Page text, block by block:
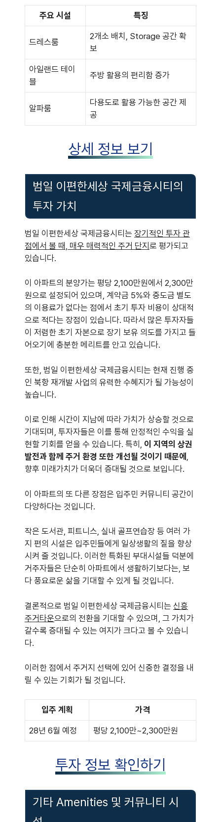
주요 시설 특징
드레스룸
2개소 배치, Storage 공간 확
보
아일랜드 테이
블
주방 활용의 편리함 증가
알파룸
다용도로 활용 가능한 공간 제
공
상세 정보 보기
범일 이편한세상 국제금융시티의
투자 가치
범일 이편한세상 국제금융시티는 장기적인 투자 관
점에서 볼 때, 매우 매력적인 주거 단지로 평가되고
있습니다.
이 아파트의 분양가는 평당 2,100만원에서 2,300만
원으로 설정되어 있으며, 계약금 5%와 중도금 별도
의 이용료가 없다는 점에서 초기 투자 비용이 상대적
으로 적다는 장점이 있습니다. 따라서 많은 투자자들
이 저렴한 초기 자본으로 장기 보유 의도를 가지고 들
어오기에 충분한 메리트를 안고 있습니다.
또한, 범일 이편한세상 국제금융시티는 현재 진행 중
인 북항 재개발 사업의 유력한 수혜지가 될 가능성이
높습니다.
이로 인해 시간이 지남에 따라 가치가 상승할 것으로
기대되며, 투자자들은 이를 통해 안정적인 수익을 실
현할 기회를 얻을 수 있습니다. 특히, 이 지역의 상권
발전과 함께 주거 환경 또한 개선될 것이기 때문에 ,
향후 미래가치가 더욱더 증대될 것으로 보입니다.
이 아파트의 또 다른 장점은 입주민 커뮤니티 공간이
다양하다는 것입니다.
작은 도서관, 피트니스, 실내 골프연습장 등 여러 가
지 편의 시설은 입주민들에게 일상생활의 질을 향상
시켜 줄 것입니다. 이러한 특화된 부대시설들 덕분에
거주자들은 단순히 아파트에서 생활하기보다는, 보
다 풍요로운 삶을 기대할 수 있게 될 것입니다.
결론적으로 범일 이편한세상 국제금융시티는 신흥
주거타운으로의 전환을 기대할 수 있으며, 그 가치가
갈수록 증대될 수 있는 여지가 크다고 볼 수 있습니
다.
이러한 점에서 주거지 선택에 있어 신중한 결정을 내
릴 수 있는 기회가 될 것입니다.
입주 계획 가격
28년 6월 예정 평당 2,100만~2,300만원
투자 정보 확인하기
기타 Amenities 및 커뮤니티 시